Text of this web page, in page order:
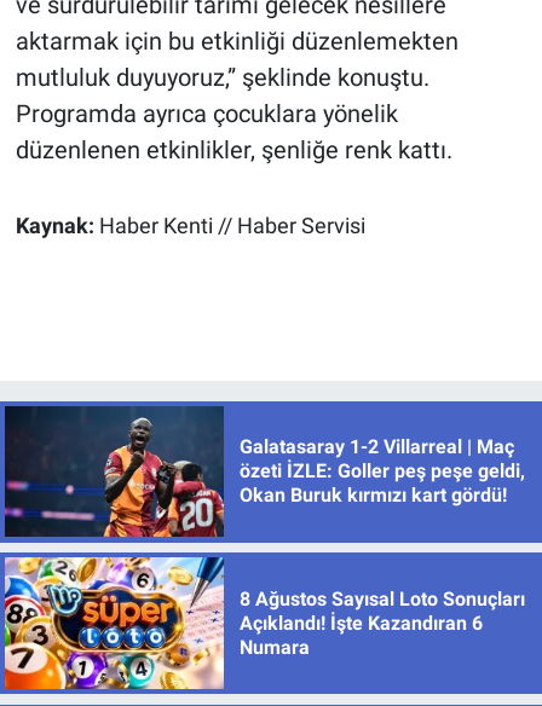
aktarmak için bu etkinliği düzenlemekten
mutluluk duyuyoruz,” şeklinde konuştu.
Programda ayrıca çocuklara yönelik
düzenlenen etkinlikler, şenliğe renk kattı.
Kaynak: Haber Kenti // Haber Servisi
Galatasaray 1-2 Villarreal | Maç
özeti İZLE: Goller peş peşe geldi,
Okan Buruk kırmızı kart gördü!
8 Ağustos Sayısal Loto Sonuçları
Açıklandı! İşte Kazandıran 6
Numara